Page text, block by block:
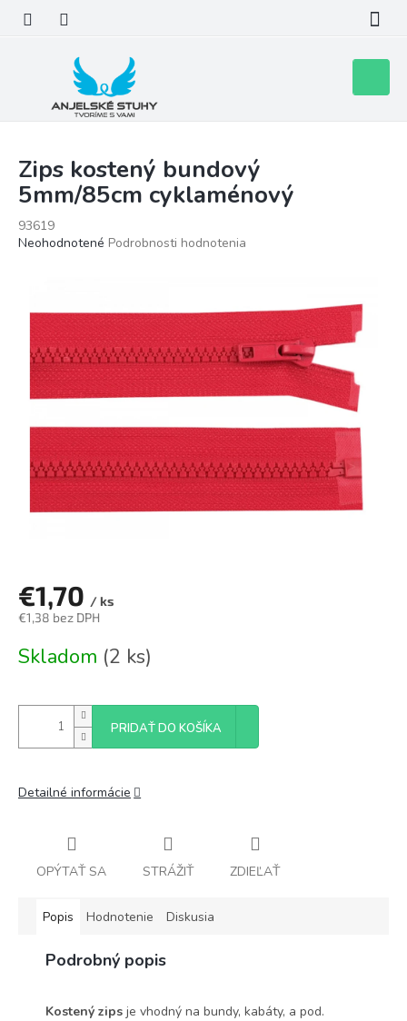
obsah
košík
Zips kostený bundový
5mm/85cm cyklaménový
93619
Priemerné
0,0
hviezdičiek.
Neohodnotené Podrobnosti hodnotenia
€1,70 / ks
€1,38 bez DPH
cena:
Skladom (2 ks)
PRIDAŤ DO KOŠÍKA
Detailné informácie
OPÝTAŤ SA STRÁŽIŤ ZDIEĽAŤ
Popis Hodnotenie Diskusia
Podrobný popis
Kostený zips je vhodný na bundy, kabáty, a pod.